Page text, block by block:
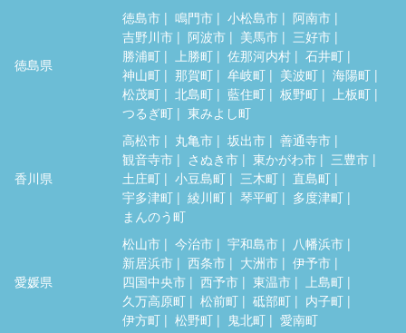
徳島県
徳島市 鳴門市 小松島市
阿南市
吉野川市
阿波市 美馬市
三好市
勝浦町
上勝町 佐那河内村
石井町
神山町
那賀町 牟岐町 美波町
海陽町
松茂町
北島町 藍住町 板野町
上板町
つるぎ町
東みよし町
香川県
高松市 丸亀市 坂出市
善通寺市
観音寺市
さぬき市 東かがわ市
三豊市
土庄町
小豆島町 三木町
直島町
宇多津町
綾川町 琴平町
多度津町
まんのう町
愛媛県
松山市 今治市 宇和島市
八幡浜市
新居浜市
西条市 大洲市
伊予市
四国中央市
西予市 東温市
上島町
久万高原町
松前町 砥部町
内子町
伊方町
松野町 鬼北町 愛南町